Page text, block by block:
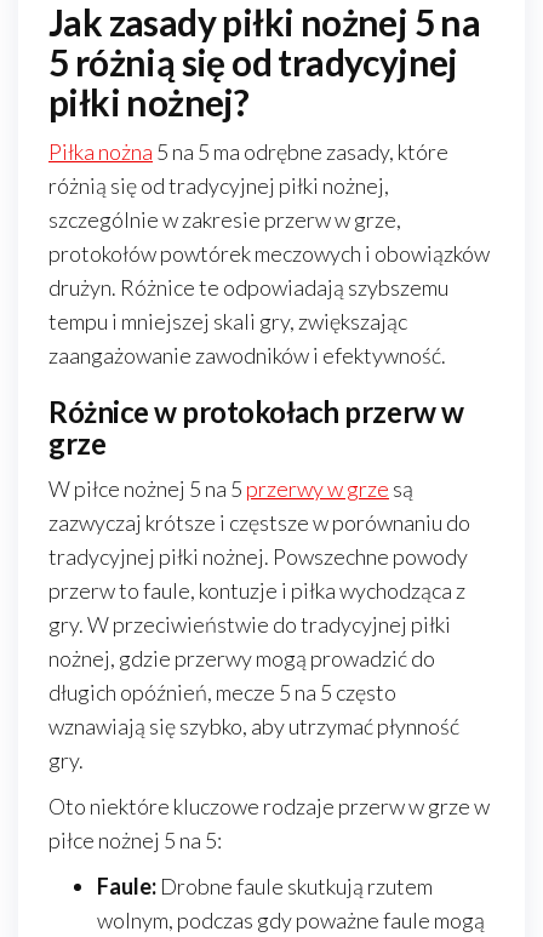
Jak zasady piłki nożnej 5 na
5 różnią się od tradycyjnej
piłki nożnej?
Piłka nożna 5 na 5 ma odrębne zasady, które
różnią się od tradycyjnej piłki nożnej,
szczególnie w zakresie przerw w grze,
protokołów powtórek meczowych i obowiązków
drużyn. Różnice te odpowiadają szybszemu
tempu i mniejszej skali gry, zwiększając
zaangażowanie zawodników i efektywność.
Różnice w protokołach przerw w
grze
W piłce nożnej 5 na 5 przerwy w grze są
zazwyczaj krótsze i częstsze w porównaniu do
tradycyjnej piłki nożnej. Powszechne powody
przerw to faule, kontuzje i piłka wychodząca z
gry. W przeciwieństwie do tradycyjnej piłki
nożnej, gdzie przerwy mogą prowadzić do
długich opóźnień, mecze 5 na 5 często
wznawiają się szybko, aby utrzymać płynność
gry.
Oto niektóre kluczowe rodzaje przerw w grze w
piłce nożnej 5 na 5:
Faule: Drobne faule skutkują rzutem
wolnym, podczas gdy poważne faule mogą